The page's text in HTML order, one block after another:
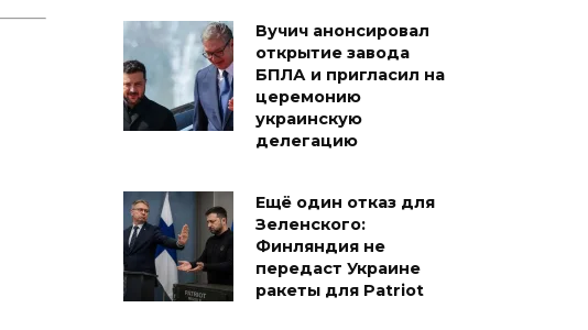
Вучич анонсировал
открытие завода
БПЛА и пригласил на
церемонию
украинскую
делегацию
Ещё один отказ для
Зеленского:
Финляндия не
передаст Украине
ракеты для Patriot